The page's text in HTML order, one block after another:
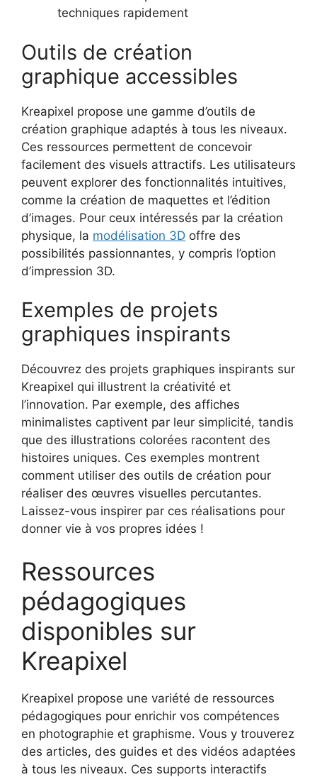
techniques rapidement
Outils de création
graphique accessibles
Kreapixel propose une gamme d’outils de
création graphique adaptés à tous les niveaux.
Ces ressources permettent de concevoir
facilement des visuels attractifs. Les utilisateurs
peuvent explorer des fonctionnalités intuitives,
comme la création de maquettes et l’édition
d’images. Pour ceux intéressés par la création
physique, la modélisation 3D offre des
possibilités passionnantes, y compris l’option
d’impression 3D.
Exemples de projets
graphiques inspirants
Découvrez des projets graphiques inspirants sur
Kreapixel qui illustrent la créativité et
l’innovation. Par exemple, des affiches
minimalistes captivent par leur simplicité, tandis
que des illustrations colorées racontent des
histoires uniques. Ces exemples montrent
comment utiliser des outils de création pour
réaliser des œuvres visuelles percutantes.
Laissez-vous inspirer par ces réalisations pour
donner vie à vos propres idées !
Ressources
pédagogiques
disponibles sur
Kreapixel
Kreapixel propose une variété de ressources
pédagogiques pour enrichir vos compétences
en photographie et graphisme. Vous y trouverez
des articles, des guides et des vidéos adaptées
à tous les niveaux. Ces supports interactifs